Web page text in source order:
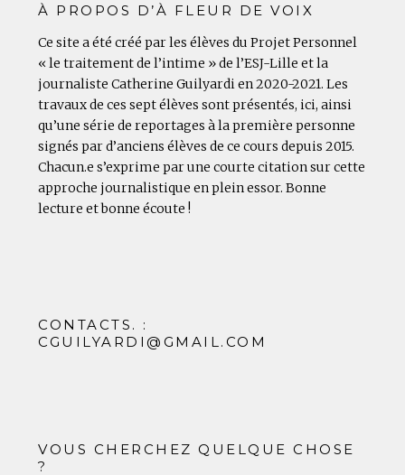
À PROPOS D’À FLEUR DE VOIX
Ce site a été créé par les élèves du Projet Personnel
« le traitement de l’intime » de l’ESJ-Lille et la
journaliste Catherine Guilyardi en 2020-2021. Les
travaux de ces sept élèves sont présentés, ici, ainsi
qu’une série de reportages à la première personne
signés par d’anciens élèves de ce cours depuis 2015.
Chacun.e s’exprime par une courte citation sur cette
approche journalistique en plein essor. Bonne
lecture et bonne écoute !
CONTACTS. :
CGUILYARDI@GMAIL.COM
VOUS CHERCHEZ QUELQUE CHOSE
?